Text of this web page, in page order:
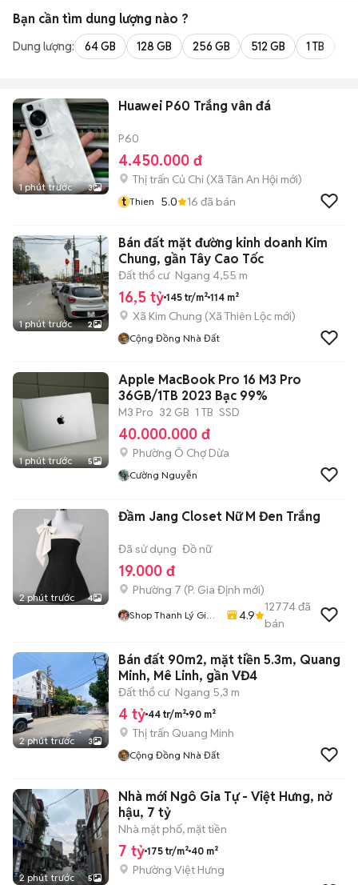
Bạn cần tìm dung lượng nào ?
Dung lượng: 64 GB 128 GB 256 GB 512 GB 1 TB
1 phút trước 3
Huawei P60 Trắng vân đá
P60
4.450.000 đ
Thị trấn Củ Chi (Xã Tân An Hội mới)
t Thien 5.0 16 đã bán
1 phút trước 2
Bán đất mặt đường kinh doanh Kim
Chung, gần Tây Cao Tốc
Đất thổ cư Ngang 4,55 m
16,5 tỷ 145 tr/m² 114 m²
Xã Kim Chung (Xã Thiên Lộc mới)
Cộng Đồng Nhà Đất
1 phút trước 5
Apple MacBook Pro 16 M3 Pro
36GB/1TB 2023 Bạc 99%
M3 Pro 32 GB 1 TB SSD
40.000.000 đ
Phường Ô Chợ Dừa
Cường Nguyễn
2 phút trước 4
Đầm Jang Closet Nữ M Đen Trắng
Đã sử dụng Đồ nữ
19.000 đ
Phường 7 (P. Gia Định mới)
Shop Thanh Lý Giá
4.9
12774đã
bán
2 phút trước 3
Bán đất 90m2, mặt tiền 5.3m, Quang
Minh, Mê Linh, gần VĐ4
Đất thổ cư Ngang 5,3 m
4 tỷ 44 tr/m² 90 m²
Thị trấn Quang Minh
Cộng Đồng Nhà Đất
2 phút trước 5
Nhà mới Ngô Gia Tự - Việt Hưng, nở
hậu, 7 tỷ
Nhà mặt phố, mặt tiền
7 tỷ 175 tr/m² 40 m²
Phường Việt Hưng